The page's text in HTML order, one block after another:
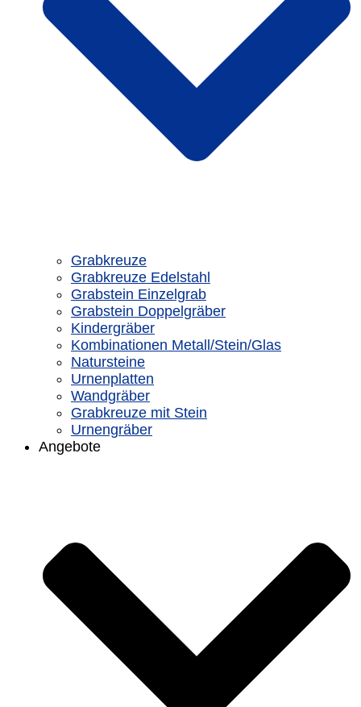
Grabkreuze
Grabkreuze Edelstahl
Grabstein Einzelgrab
Grabstein Doppelgräber
Kindergräber
Kombinationen Metall/Stein/Glas
Natursteine
Urnenplatten
Wandgräber
Grabkreuze mit Stein
Urnengräber
Angebote